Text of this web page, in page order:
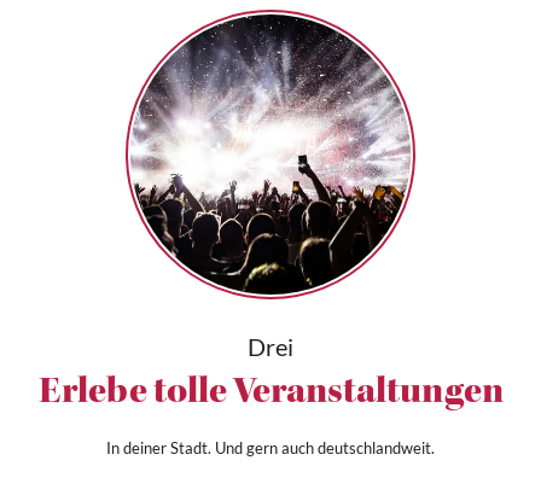
Drei
Erlebe tolle Veranstaltungen
In deiner Stadt. Und gern auch deutschlandweit.